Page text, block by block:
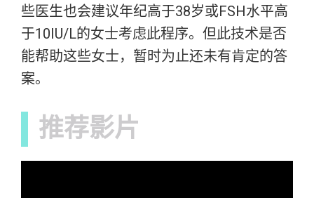
些医生也会建议年纪高于38岁或FSH水平高
于10IU/L的女士考虑此程序。但此技术是否
能帮助这些女士，暂时为止还未有肯定的答
案。
推荐影片